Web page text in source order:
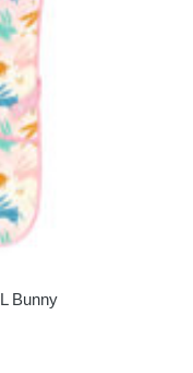
Bunny